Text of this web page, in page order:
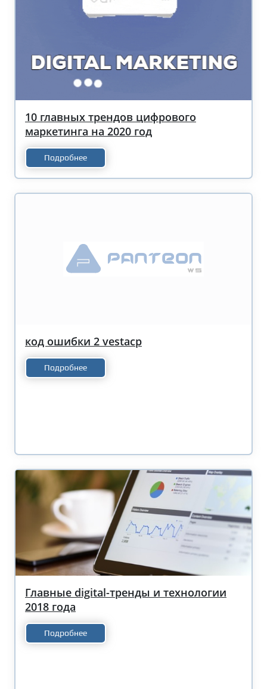
10 главных трендов цифрового
маркетинга на 2020 год
Подробнее
код ошибки 2 vestacp
Подробнее
Главные digital-тренды и технологии
2018 года
Подробнее